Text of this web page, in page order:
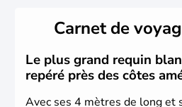
Plusieurs populations se sont
des européens, suite à la
Christophe Colomb en
britanniques proclament la
en 1776 et adoptent leur
La conquête de l'Ouest marque
Carnet de
Le plus grand requin
repéré près des côtes
Avec ses 4 mètres de long et